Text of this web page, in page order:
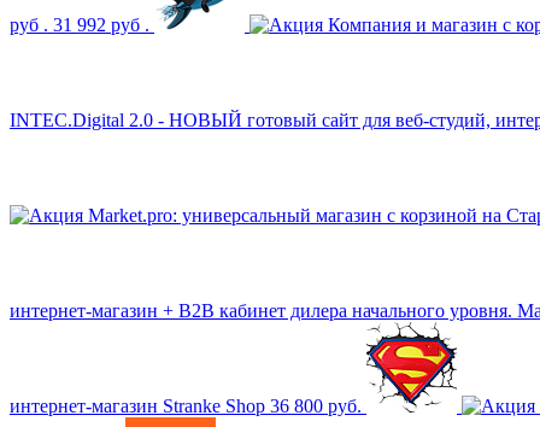
руб . 31 992 руб . Компания и магазин с
INTEC.Digital 2.0 - НОВЫЙ готовый сайт для веб-студий,
Market.pro: универсальный магазин с корзиной на
интернет-магазин + B2B кабинет дилера начального уровня.
интернет-магазин Stranke Shop 36 800 руб.